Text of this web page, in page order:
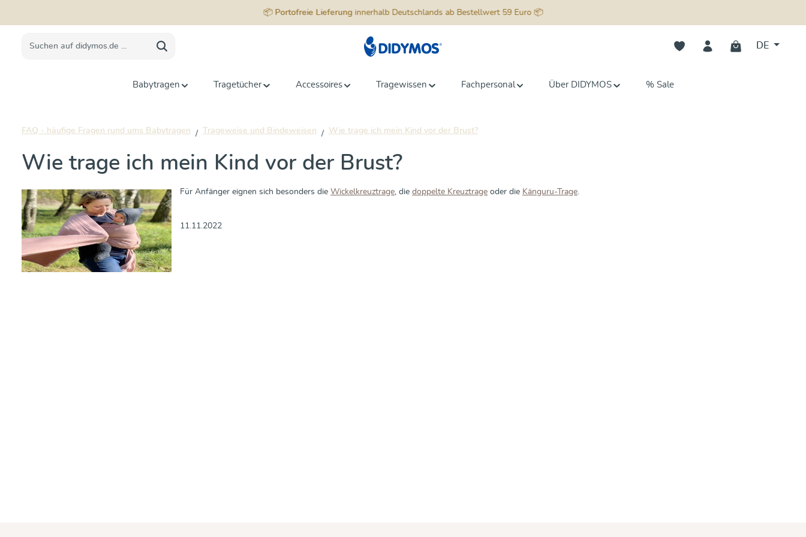
📦 Portofreie Lieferunginnerhalb Deutschlands ab Bestellwert 59 Euro 📦
Du hast 0 Produkte auf dem
DE
Babytragen Tragetücher Accessoires Tragewissen Fachpersonal Über DIDYMOS % Sale
FAQ - häufige Fragen rund ums Babytragen Trageweise und Bindeweisen Wie trage ich mein Kind vor der Brust?
Wie trage ich mein Kind vor der Brust?
Für Anfänger eignen sich besonders die Wickelkreuztrage, die doppelte Kreuztrage oder die Känguru-Trage.
11.11.2022